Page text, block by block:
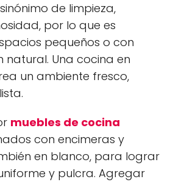
de limpieza,
por lo que es
pequeños o con
natural. Una cocina en
un ambiente fresco,
muebles de cocina
con encimeras y
en blanco, para lograr
y pulcra. Agregar